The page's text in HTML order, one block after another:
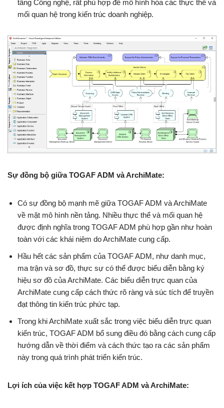
tầng Công nghệ, rất phù hợp để mô hình hóa các thực thể và
mối quan hệ trong kiến trúc doanh nghiệp.
Sự đồng bộ giữa TOGAF ADM và ArchiMate:
Có sự đồng bộ mạnh mẽ giữa TOGAF ADM và ArchiMate
về mặt mô hình nền tảng. Nhiều thực thể và mối quan hệ
được định nghĩa trong TOGAF ADM phù hợp gần như hoàn
toàn với các khái niệm do ArchiMate cung cấp.
Hầu hết các sản phẩm của TOGAF ADM, như danh mục,
ma trận và sơ đồ, thực sự có thể được biểu diễn bằng ký
hiệu sơ đồ của ArchiMate. Các biểu diễn trực quan của
ArchiMate cung cấp cách thức rõ ràng và súc tích để truyền
đạt thông tin kiến trúc phức tạp.
Trong khi ArchiMate xuất sắc trong việc biểu diễn trực quan
kiến trúc, TOGAF ADM bổ sung điều đó bằng cách cung cấp
hướng dẫn về thời điểm và cách thức tạo ra các sản phẩm
này trong quá trình phát triển kiến trúc.
Lợi ích của việc kết hợp TOGAF ADM và ArchiMate: